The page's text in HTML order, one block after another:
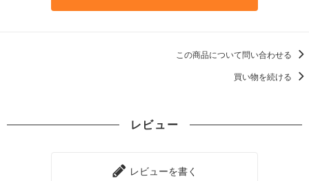
この商品について問い合わせる
買い物を続ける
レビュー
レビューを書く